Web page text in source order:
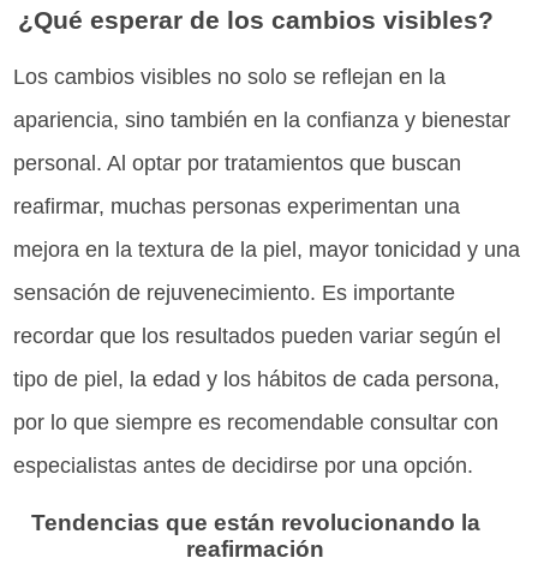
¿Qué esperar de los cambios visibles?
Los cambios visibles no solo se reflejan en la
apariencia, sino también en la confianza y bienestar
personal. Al optar por tratamientos que buscan
reafirmar, muchas personas experimentan una
mejora en la textura de la piel, mayor tonicidad y una
sensación de rejuvenecimiento. Es importante
recordar que los resultados pueden variar según el
tipo de piel, la edad y los hábitos de cada persona,
por lo que siempre es recomendable consultar con
especialistas antes de decidirse por una opción.
Tendencias que están revolucionando la
reafirmación